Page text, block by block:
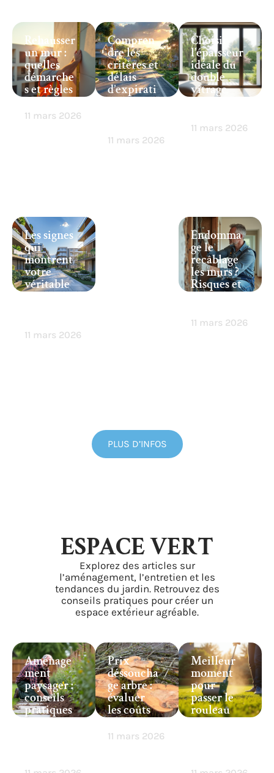
Rehausser
un mur :
quelles
démarche
s et règles
respecter
11 mars 2026
Les signes
qui
montrent
votre
véritable
statut en
11 mars 2026
Compren
dre les
critères et
délais
d’expirati
on d’un
11 mars 2026
Choisir
l’épaisseur
idéale du
double
vitrage
pour bien
11 mars 2026
Endomma
ge le
recâblage
les murs ?
Risques et
conseils à
11 mars 2026
PLUS D’INFOS
ESPACE VERT
Explorez des articles sur
l’aménagement, l’entretien et les
tendances du jardin. Retrouvez des
conseils pratiques pour créer un
espace extérieur agréable.
Aménage
ment
paysager :
conseils
pratiques
pour
Prix
déssoucha
ge arbre :
évaluer
les coûts
en 2025
11 mars 2026
Meilleur
moment
pour
passer le
rouleau
sur la